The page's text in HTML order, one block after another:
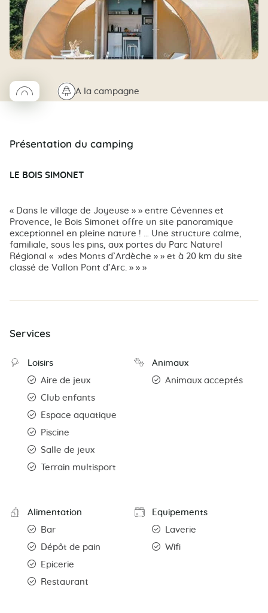
◯Coco rond🌲A la campagne
Présentation du camping
LE BOIS SIMONET
« Dans le village de Joyeuse » » entre Cévennes et
Provence, le Bois Simonet offre un site panoramique
exceptionnel en pleine nature ! … Une structure calme,
familiale, sous les pins, aux portes du Parc Naturel
Régional « »des Monts d’Ardèche » » et à 20 km du site
classé de Vallon Pont d’Arc. » » »
Services
Loisirs
Aire de jeux
Club enfants
Espace aquatique
Piscine
Salle de jeux
Terrain multisport
Animaux
Animaux acceptés
Alimentation
Bar
Dépôt de pain
Epicerie
Restaurant
Equipements
Laverie
Wifi